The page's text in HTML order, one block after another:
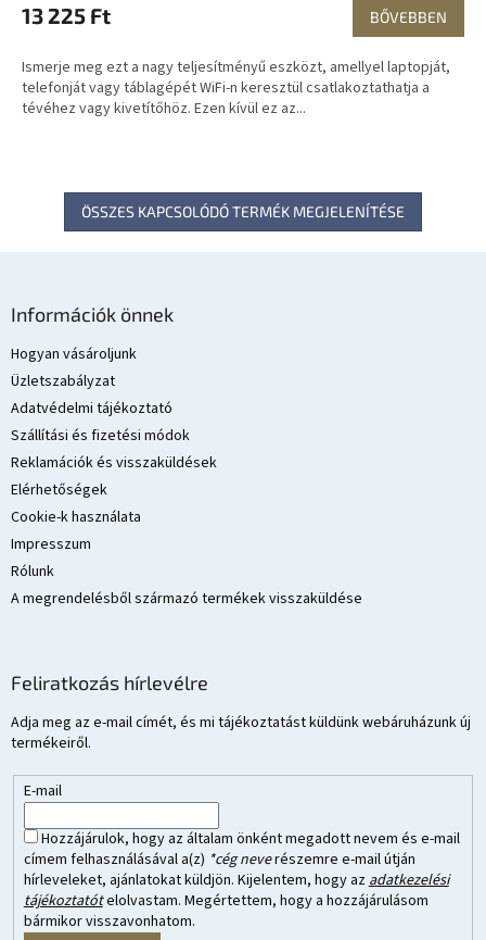
13 225 Ft BŐVEBBEN
Ismerje meg ezt a nagy teljesítményű eszközt, amellyel laptopját,
telefonját vagy táblagépét WiFi-n keresztül csatlakoztathatja a
tévéhez vagy kivetítőhöz. Ezen kívül ez az...
ÖSSZES KAPCSOLÓDÓ TERMÉK MEGJELENÍTÉSE
Információk önnek
Hogyan vásároljunk
Üzletszabályzat
Adatvédelmi tájékoztató
Szállítási és fizetési módok
Reklamációk és visszaküldések
Elérhetőségek
Cookie-k használata
Impresszum
Rólunk
A megrendelésből származó termékek visszaküldése
Feliratkozás hírlevélre
Adja meg az e-mail címét, és mi tájékoztatást küldünk webáruházunk új
termékeiről.
E-mail
Hozzájárulok, hogy az általam önként megadott nevem és e-mail
címem felhasználásával a(z) *cég neverészemre e-mail útján
hírleveleket, ajánlatokat küldjön. Kijelentem, hogy az adatkezelési
tájékoztatótelolvastam. Megértettem, hogy a hozzájárulásom
bármikor visszavonhatom.